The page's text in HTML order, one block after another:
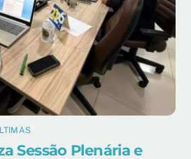
Sessão Plenária e